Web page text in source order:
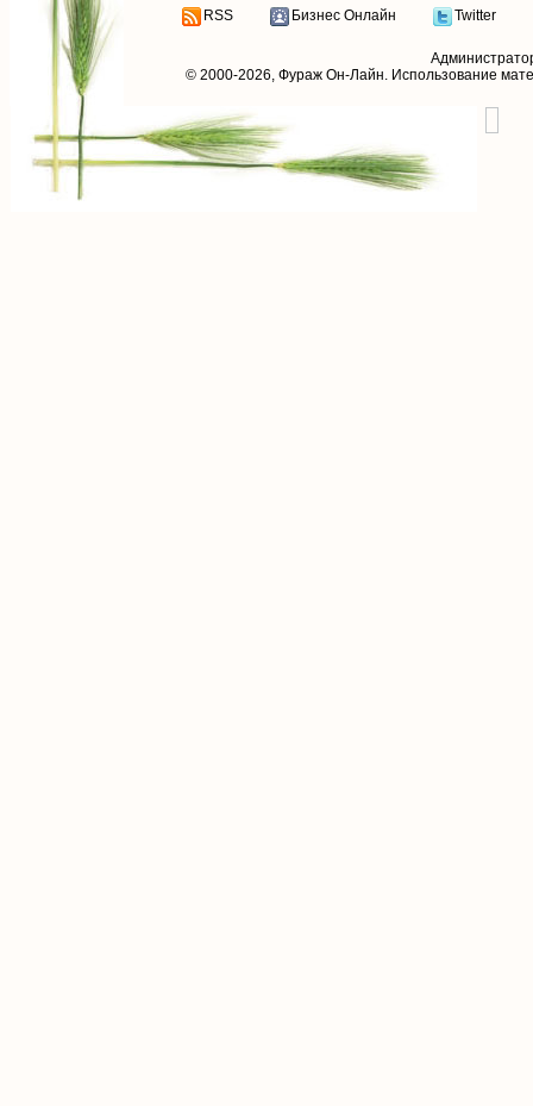
RSS Бизнес Онлайн Twitter
© 2000-2026, Фураж Он-Лайн. Использование